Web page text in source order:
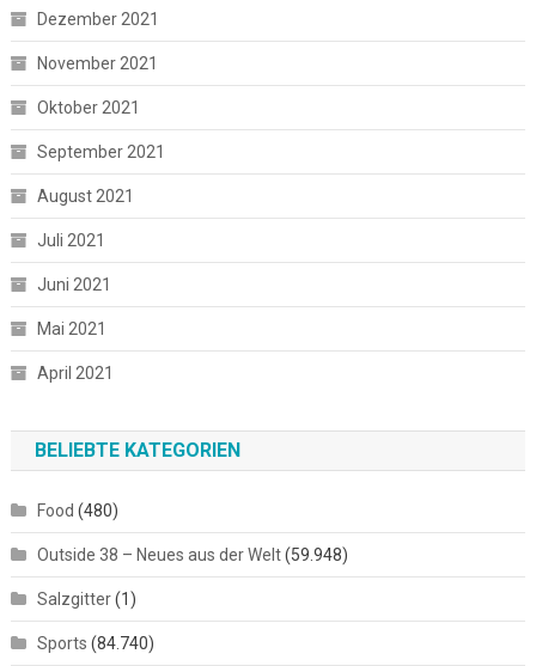
Dezember 2021
November 2021
Oktober 2021
September 2021
August 2021
Juli 2021
Juni 2021
Mai 2021
April 2021
BELIEBTE KATEGORIEN
Food (480)
Outside 38 – Neues aus der Welt(59.948)
Salzgitter(1)
Sports (84.740)